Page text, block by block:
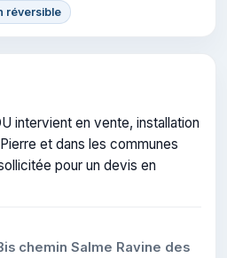
réversible
intervient en vente, installation
et dans les communes
pour un devis en
chemin Salme Ravine des